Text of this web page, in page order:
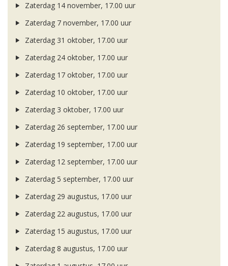
Zaterdag 14 november, 17.00 uur
Zaterdag 7 november, 17.00 uur
Zaterdag 31 oktober, 17.00 uur
Zaterdag 24 oktober, 17.00 uur
Zaterdag 17 oktober, 17.00 uur
Zaterdag 10 oktober, 17.00 uur
Zaterdag 3 oktober, 17.00 uur
Zaterdag 26 september, 17.00 uur
Zaterdag 19 september, 17.00 uur
Zaterdag 12 september, 17.00 uur
Zaterdag 5 september, 17.00 uur
Zaterdag 29 augustus, 17.00 uur
Zaterdag 22 augustus, 17.00 uur
Zaterdag 15 augustus, 17.00 uur
Zaterdag 8 augustus, 17.00 uur